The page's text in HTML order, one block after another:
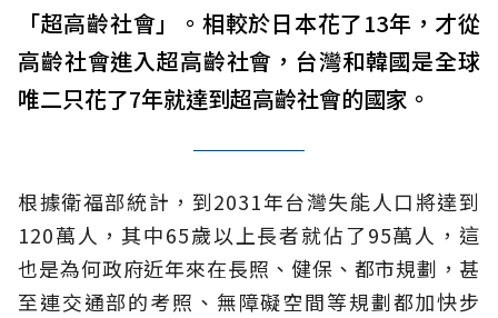
「超高齡社會」。相較於日本花了13年，才從
高齡社會進入超高齡社會，台灣和韓國是全球
唯二只花了7年就達到超高齡社會的國家。
根據衛福部統計，到2031年台灣失能人口將達到
120萬人，其中65歲以上長者就佔了95萬人，這
也是為何政府近年來在長照、健保、都市規劃，甚
至連交通部的考照、無障礙空間等規劃都加快步